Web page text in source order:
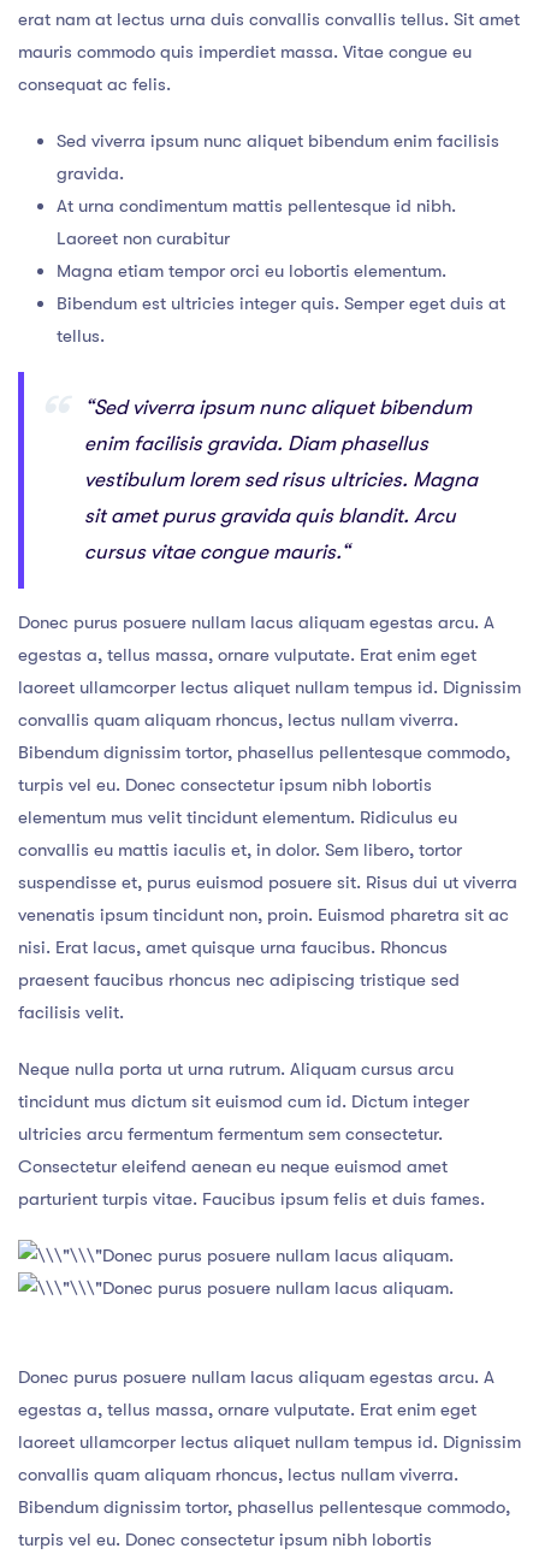
erat nam at lectus urna duis convallis convallis tellus. Sit amet
mauris commodo quis imperdiet massa. Vitae congue eu
consequat ac felis.
Sed viverra ipsum nunc aliquet bibendum enim facilisis
gravida.
At urna condimentum mattis pellentesque id nibh.
Laoreet non curabitur
Magna etiam tempor orci eu lobortis elementum.
Bibendum est ultricies integer quis. Semper eget duis at
tellus.
“Sed viverra ipsum nunc aliquet bibendum
enim facilisis gravida. Diam phasellus
vestibulum lorem sed risus ultricies. Magna
sit amet purus gravida quis blandit. Arcu
cursus vitae congue mauris.“
Donec purus posuere nullam lacus aliquam egestas arcu. A
egestas a, tellus massa, ornare vulputate. Erat enim eget
laoreet ullamcorper lectus aliquet nullam tempus id. Dignissim
convallis quam aliquam rhoncus, lectus nullam viverra.
Bibendum dignissim tortor, phasellus pellentesque commodo,
turpis vel eu. Donec consectetur ipsum nibh lobortis
elementum mus velit tincidunt elementum. Ridiculus eu
convallis eu mattis iaculis et, in dolor. Sem libero, tortor
suspendisse et, purus euismod posuere sit. Risus dui ut viverra
venenatis ipsum tincidunt non, proin. Euismod pharetra sit ac
nisi. Erat lacus, amet quisque urna faucibus. Rhoncus
praesent faucibus rhoncus nec adipiscing tristique sed
facilisis velit.
Neque nulla porta ut urna rutrum. Aliquam cursus arcu
tincidunt mus dictum sit euismod cum id. Dictum integer
ultricies arcu fermentum fermentum sem consectetur.
Consectetur eleifend aenean eu neque euismod amet
parturient turpis vitae. Faucibus ipsum felis et duis fames.
Donec purus posuere nullam lacus aliquam.
Donec purus posuere nullam lacus aliquam.
Donec purus posuere nullam lacus aliquam egestas arcu. A
egestas a, tellus massa, ornare vulputate. Erat enim eget
laoreet ullamcorper lectus aliquet nullam tempus id. Dignissim
convallis quam aliquam rhoncus, lectus nullam viverra.
Bibendum dignissim tortor, phasellus pellentesque commodo,
turpis vel eu. Donec consectetur ipsum nibh lobortis